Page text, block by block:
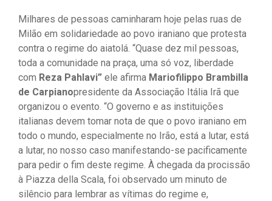
Milhares de pessoas caminharam hoje pelas ruas de
Milão em solidariedade ao povo iraniano que protesta
contra o regime do aiatolá. “Quase dez mil pessoas,
toda a comunidade na praça, uma só voz, liberdade
com Reza Pahlavi” ele afirma Mariofilippo Brambilla
de Carpianopresidente da Associação Itália Irã que
organizou o evento. “O governo e as instituições
italianas devem tomar nota de que o povo iraniano em
todo o mundo, especialmente no Irão, está a lutar, está
a lutar, no nosso caso manifestando-se pacificamente
para pedir o fim deste regime. À chegada da procissão
à Piazza della Scala, foi observado um minuto de
silêncio para lembrar as vítimas do regime e,